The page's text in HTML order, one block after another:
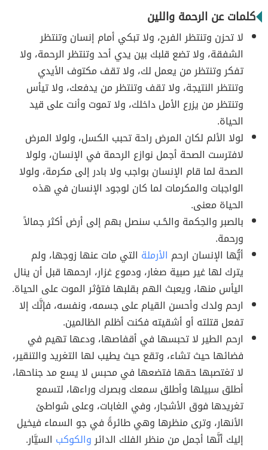
كلمات عن الرحمة واللين
لا تحزن وتنتظر الفرح، ولا تبكي أمام إنسان وتنتظر
الشفقة، ولا تضع قلبك بين يدي أحد وتنتظر الرحمة، ولا
تفكر وتنتظر من يعمل لك، ولا تقف مكتوف الأيدي
وتنتظر النتيجة، ولا تقف وتنتظر من يدفعك، ولا تيأس
وتنتظر من يزرع الأمل داخلك، ولا تموت وأنت على قيد
الحياة.
لولا الألم لكان المرض راحة تحبب الكسل، ولولا المرض
لافترست الصحة أجمل نوازع الرحمة في الإنسان، ولولا
الصحة لما قام الإنسان بواجب ولا بادر إلى مكرمة، ولولا
الواجبات والمكرمات لما كان لوجود الإنسان في هذه
الحياة معنى.
بالصبر والحِكمة والحُـب سنصل بهم إلى أرض أكثر جمالاً
ورحمة.
أيُّها الإنسان ارحم الأرملة التي مات عنها زوجها، ولم
يترك لها غير صبية صغار، ودموع غزار، ارحمها قبل أن ينال
اليأس منها، ويعبث الهم بقلبها فتؤثر الموت على الحياة.
ارحم ولدك وأحسن القيام على جسمه، ونفسه، فإنَّك إلا
تفعل قتلته أو أشقيته فكنت أظلم الظالمين.
ارحم الطير لا تحبسها في أقفاصها، ودعها تهيم في
فضائها حيث تشاء، وتقع حيث يطيب لها التغريد والتنقير،
لا تغتصبها حقها فتضعها في محبس لا يسع مد جناحها،
أطلق سبيلها وأطلق سمعك وبصرك وراءها، لتسمع
تغريدها فوق الأشجار، وفي الغابات، وعلى شواطئ
الأنهار، وترى منظرها وهي طائرةً في جو السماء فيخيل
إليك أنَّها أجمل من منظر الفلك الدائروالكوكب السيَّار.